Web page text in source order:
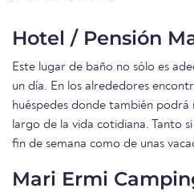
Hotel / Pensión
Este lugar de baño no sólo es
un día. En los alrededores
huéspedes donde también podrá
largo de la vida cotidiana. Tanto
fin de semana como de unas
Mari Ermi